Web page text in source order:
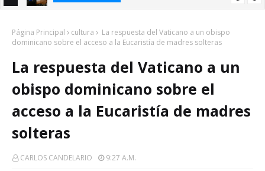
limpieza
Página Principal cultura
La respuesta del Vaticano a un obispo
dominicano sobre el acceso a la Eucaristía de madres solteras
La respuesta del Vaticano a un
obispo dominicano sobre el
acceso a la Eucaristía de madres
solteras
CARLOS CANDELARIO 9:27 A.m.